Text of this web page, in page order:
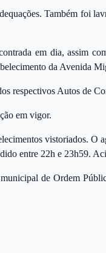
Também foi
em dia, assim
da Avenida
respectivos Autos de
em vigor.
vistoriados.
entre 22h e 23h59.
de Ordem